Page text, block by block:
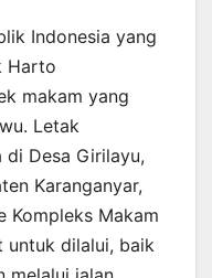
Indonesia yang
Harto
makam yang
Letak
Desa Girilayu,
Karanganyar,
Kompleks Makam
untuk dilalui, baik